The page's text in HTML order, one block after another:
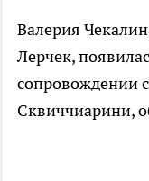
Валерия
Лерчек,
сопровождении
Сквиччиарини,